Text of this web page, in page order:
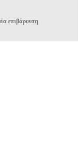
επιβάρυνση